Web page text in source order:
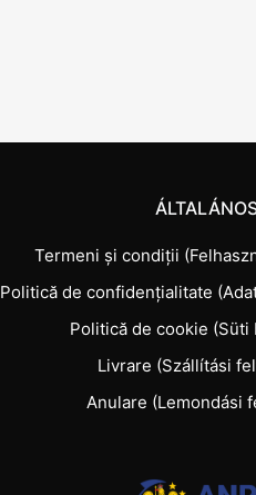
Termeni și condiții
Politică de confidențialitate
Politică de cookie (Süti
Livrare (Szállítási
Anulare (Lemondási